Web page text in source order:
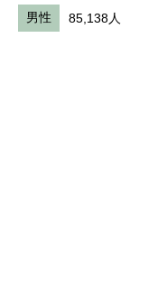
男性 85,138人